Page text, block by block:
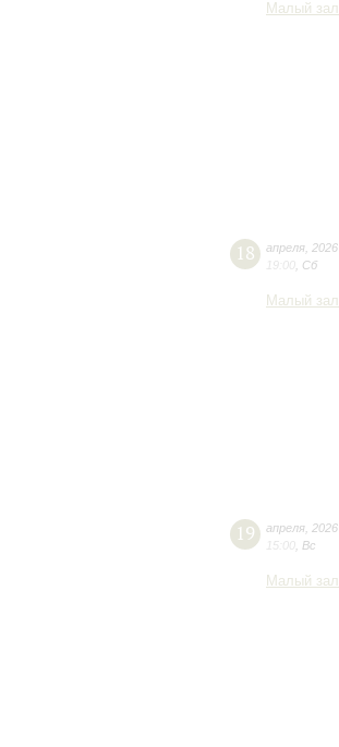
Малый зал
18 апреля 2026
19:00 Сб
Малый зал
19 апреля 2026
15:00 Вс
Малый зал